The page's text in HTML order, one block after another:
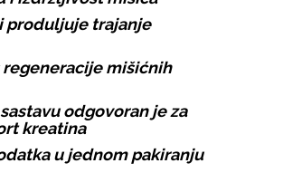
produljuje trajanje
regeneracije mišićnih
odgovoran je za
kreatina
u jednom pakiranju